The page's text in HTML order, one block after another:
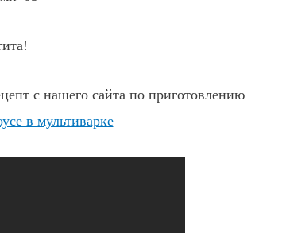
с нашего сайта по приготовлению
в мультиварке